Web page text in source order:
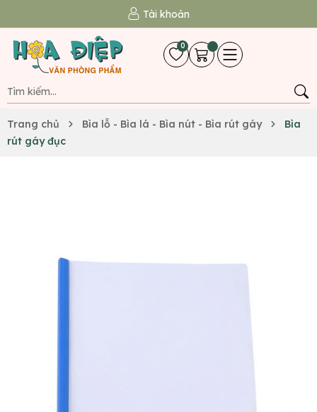
Tài khoản
0
Trang chủ Bìa lỗ - Bìa lá - Bìa nút - Bìa rút gáy
Bìa
rút gáy đục